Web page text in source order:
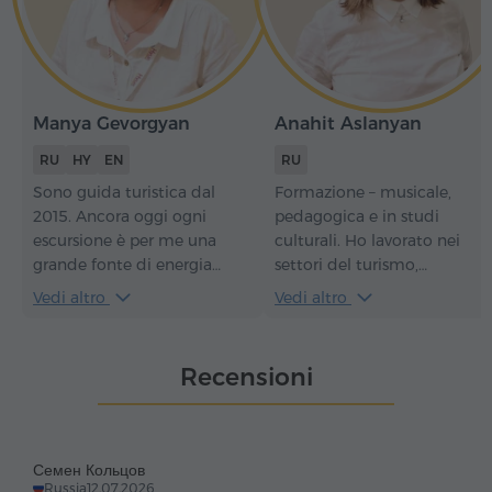
Manya Gevorgyan
RU HY EN
Sono guida turistica dal
2015. Ancora oggi ogni
escursione è per me una
grande fonte di energia
positiva. Durante i tour non
ma sentirai anche tutto il
fascino della mentalità e
Vedi altro
Anahit Aslanyan
RU
Formazione – musicale,
pedagogica e in studi
culturali. Ho lavorato nei
settori del turismo,
dell'istruzione e della cultura
Istituto del Genocidio
Armeno e nella compagnia
Vedi altro
Recensioni
Семен Кольцов
Russia12.07.2026